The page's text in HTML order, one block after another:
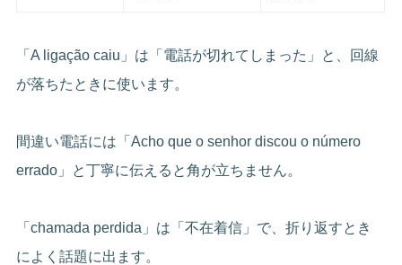
「A ligação caiu」は「電話が切れてしまった」と、回線
が落ちたときに使います。
間違い電話には「Acho que o senhor discou o número
errado」と丁寧に伝えると角が立ちません。
「chamada perdida」は「不在着信」で、折り返すとき
によく話題に出ます。